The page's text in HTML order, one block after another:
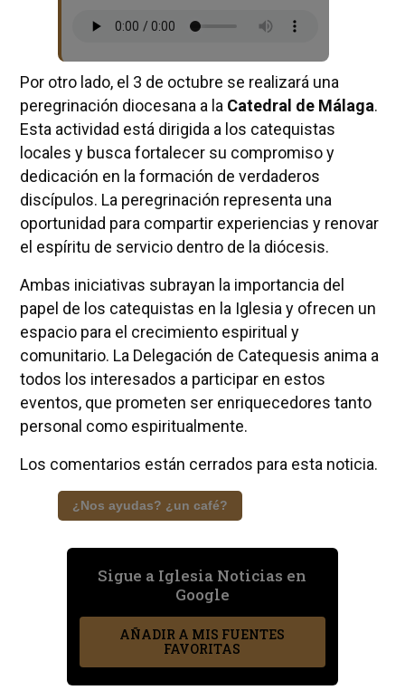
Por otro lado, el 3 de octubre se realizará una
peregrinación diocesana a la Catedral de Málaga.
Esta actividad está dirigida a los catequistas
locales y busca fortalecer su compromiso y
dedicación en la formación de verdaderos
discípulos. La peregrinación representa una
oportunidad para compartir experiencias y renovar
el espíritu de servicio dentro de la diócesis.
Ambas iniciativas subrayan la importancia del
papel de los catequistas en la Iglesia y ofrecen un
espacio para el crecimiento espiritual y
comunitario. La Delegación de Catequesis anima a
todos los interesados a participar en estos
eventos, que prometen ser enriquecedores tanto
personal como espiritualmente.
Los comentarios están cerrados para esta noticia.
¿Nos ayudas? ¿un café?
Sigue a Iglesia Noticias en
Google
AÑADIR A MIS FUENTES
FAVORITAS